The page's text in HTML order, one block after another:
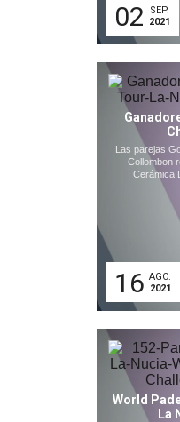
02
SEP.
2021
Las parejas
Collombon
Cerámica
16 AGO.
2021
World
La